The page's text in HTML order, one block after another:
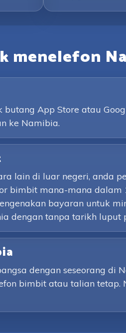
menelefon
App Store atau
ke Namibia.
lain di luar negeri, anda
bimbit mana-mana
bayaran untuk
dengan tanpa tarikh luput
dengan seseorang di
bimbit atau talian